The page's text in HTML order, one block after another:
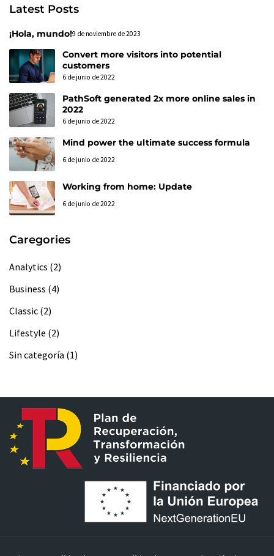
Latest Posts
¡Hola, mundo!9 de noviembre de 2023
Convert more visitors into potential
customers
6 de junio de 2022
PathSoft generated 2x more online sales in
2022
6 de junio de 2022
Mind power the ultimate success formula
6 de junio de 2022
Working from home: Update
6 de junio de 2022
Caregories
Analytics (2)
Business (4)
Classic (2)
Lifestyle (2)
Sin categoría (1)